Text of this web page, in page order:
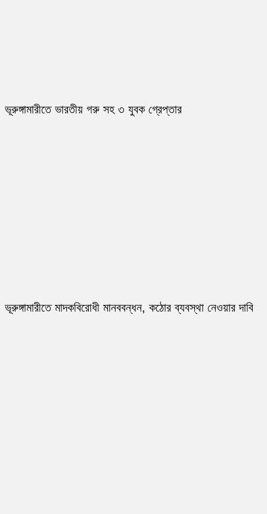
ভূরুঙ্গামারীতে ভারতীয় গরু সহ ৩ যুবক গ্রেপ্তার
ভূরুঙ্গামারীতে মাদকবিরোধী মানববন্ধন, কঠোর ব্যবস্থা নেওয়ার দাবি